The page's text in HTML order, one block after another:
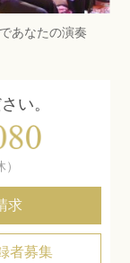
あなたの演奏
い。
求
者募集